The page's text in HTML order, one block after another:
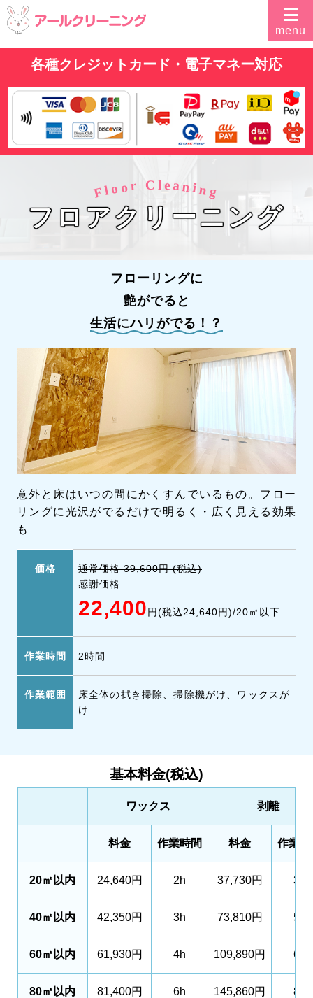
各種クレジットカード・電子マネー対応
Floor Cleaning
フロアクリーニング
フローリングに
艶がでると
生活にハリがでる！？
意外と床はいつの間にかくすんでいるもの。 フロー
リングに光沢がでるだけで明るく・広く見える効果
も
価格
通常価格 39,600円 (税込)
感謝価格
22,400円(税込24,640円)/20㎡以下
作業時間 2時間
作業範囲
床全体の拭き掃除、掃除機がけ、ワックスが
け
基本料金(税込)
ワックス 剥離
料金 作業時間 料金 作業時
20㎡以内 24,640円 2h 37,730円 3h
40㎡以内 42,350円 3h 73,810円 5h
60㎡以内 61,930円 4h 109,890円 6h
80㎡以内 81,400円 6h 145,860円 8h